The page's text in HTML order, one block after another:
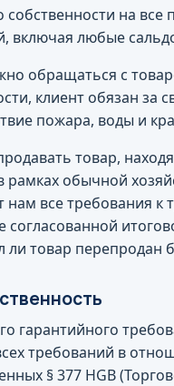
на
включая любые
обращаться с
клиент обязан за
пожара, воды и
товар,
рамках обычной
нам все требования
согласованной
ли товар перепродан
гарантийного
требований в
§ 377 HGB